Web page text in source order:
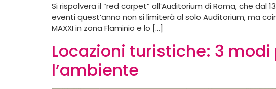
Si rispolvera il “red carpet” all’Auditorium di Roma, che
eventi quest’anno non si limiterà al solo Auditorium, ma
MAXXI in zona Flaminio e lo […]
Locazioni turistiche: 3
l’ambiente